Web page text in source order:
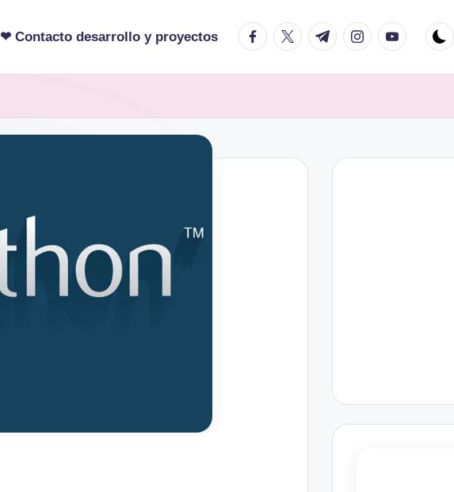
❤ Contacto desarrollo y proyectos facebook.com
twitter.com
t.me instagram.com
youtube.com